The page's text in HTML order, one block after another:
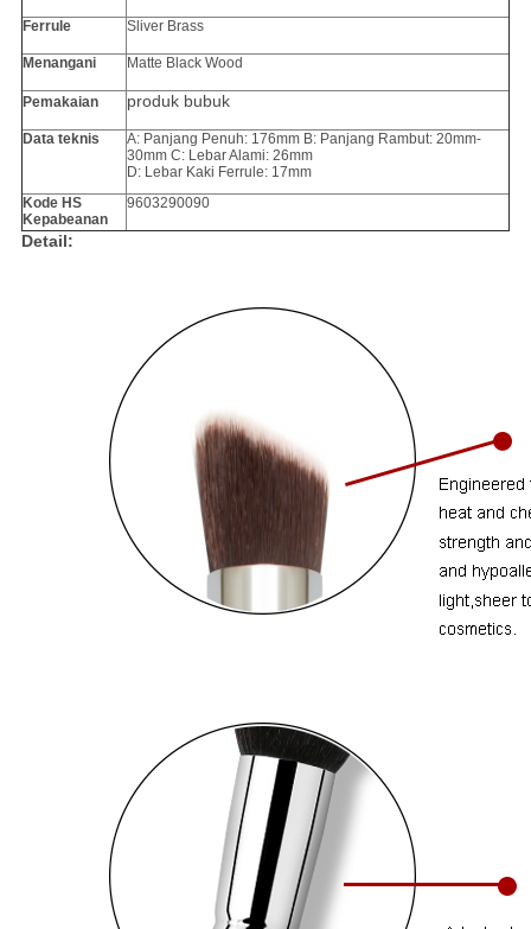
Ferrule Sliver Brass
Menangani Matte Black Wood
Pemakaian produk bubuk
Data teknis
A: Panjang Penuh: 176mm B: Panjang Rambut: 20mm-
30mm C: Lebar Alami: 26mm
D: Lebar Kaki Ferrule: 17mm
Kode HS
Kepabeanan
9603290090
Detail: